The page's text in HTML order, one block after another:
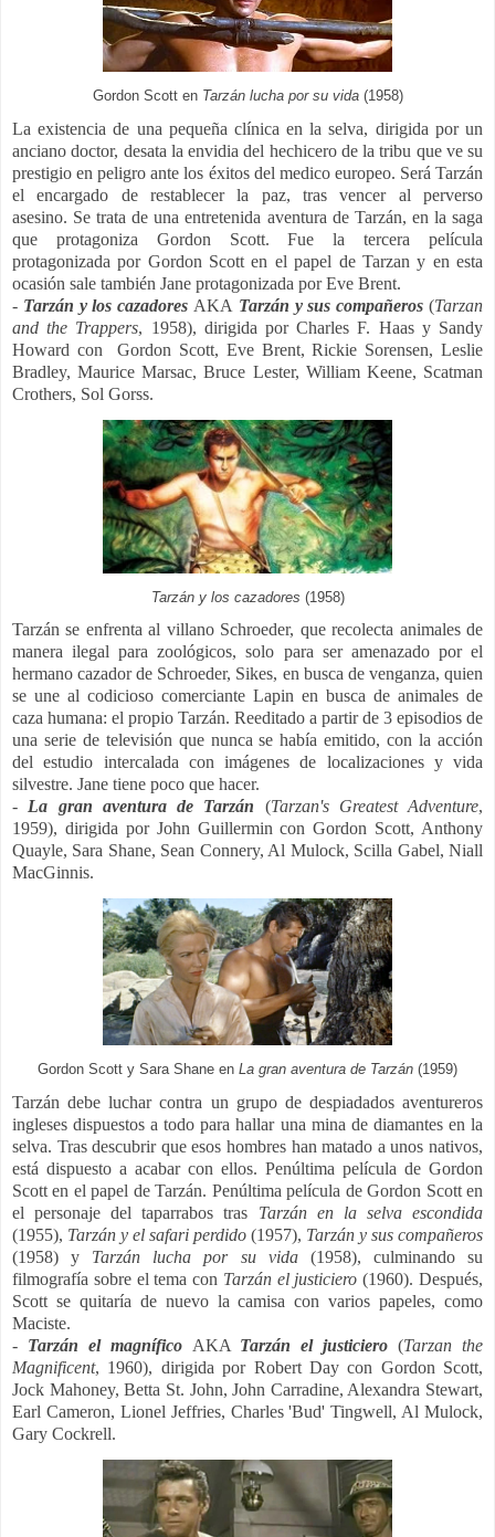
Gordon Scott en Tarzán lucha por su vida (1958)
La existencia de una pequeña clínica en la selva, dirigida por un
anciano doctor, desata la envidia del hechicero de la tribu que ve su
prestigio en peligro ante los éxitos del medico europeo. Será Tarzán
el encargado de restablecer la paz, tras vencer al perverso
asesino. Se trata de una entretenida aventura de Tarzán, en la saga
que protagoniza Gordon Scott.Fue la tercera película
protagonizada por Gordon Scott en el papel de Tarzan y en esta
ocasión sale también Jane protagonizada por Eve Brent.
- Tarzán y los cazadores AKA Tarzán y sus compañeros (Tarzan
and the Trappers, 1958), dirigida porCharles F. Haas y Sandy
Howard con
Gordon Scott, Eve Brent, Rickie Sorensen, Leslie
Bradley, Maurice Marsac, Bruce Lester, William Keene, Scatman
Crothers, Sol Gorss.
Tarzán y los cazadores (1958)
Tarzán se enfrenta al villano Schroeder, que recolecta animales de
manera ilegal para zoológicos, solo para ser amenazado por el
hermano cazador de Schroeder, Sikes, en busca de venganza, quien
se une al codicioso comerciante Lapin en busca de animales de
caza humana: el propio Tarzán. Reeditado a partir de 3 episodios de
una serie de televisión que nunca se había emitido, con la acción
del estudio intercalada con imágenes de localizaciones y vida
silvestre. Jane tiene poco que hacer.
-La gran aventura de Tarzán (Tarzan's Greatest Adventure,
1959), dirigida por John Guillermin con Gordon Scott, Anthony
Quayle, Sara Shane, Sean Connery, Al Mulock, Scilla Gabel, Niall
MacGinnis.
Gordon Scott y Sara Shane en La gran aventura de Tarzán (1959)
Tarzán debe luchar contra un grupo de despiadados aventureros
ingleses dispuestos a todo para hallar una mina de diamantes en la
selva. Tras descubrir que esos hombres han matado a unos nativos,
está dispuesto a acabar con ellos. Penúltima película de Gordon
Scott en el papel de Tarzán. Penúltima película de Gordon Scott en
el personaje del taparrabos tras Tarzán en la selva escondida
(1955), Tarzán y el safari perdido (1957), Tarzán y sus compañeros
(1958) y Tarzán lucha por su vida(1958), culminando su
filmografía sobre el tema con Tarzán el justiciero (1960). Después,
Scott se quitaría de nuevo la camisa con varios papeles, como
Maciste.
- Tarzán el magníficoAKA Tarzán el justiciero (Tarzan the
Magnificent, 1960), dirigida por Robert Day con Gordon Scott,
Jock Mahoney, Betta St. John, John Carradine, Alexandra Stewart,
Earl Cameron, Lionel Jeffries, Charles 'Bud' Tingwell, Al Mulock,
Gary Cockrell.